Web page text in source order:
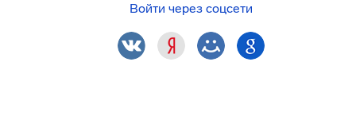
Войти через соцсети